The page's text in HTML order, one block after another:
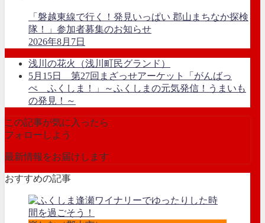
「磐越東線で行く！発見いっぱい 郡山まちなか探検
隊！」参加者募集のお知らせ
2026年8月7日
浅川の花火（浅川町民グランド）
5月15日 第27回まざっせアーケット「がんばっ
ぺ ふくしま！」～ふくしまの元気発信！うまいも
の発見！～
この記事が気に入ったら
フォローしよう
最新情報をお届けします
おすすめの記事